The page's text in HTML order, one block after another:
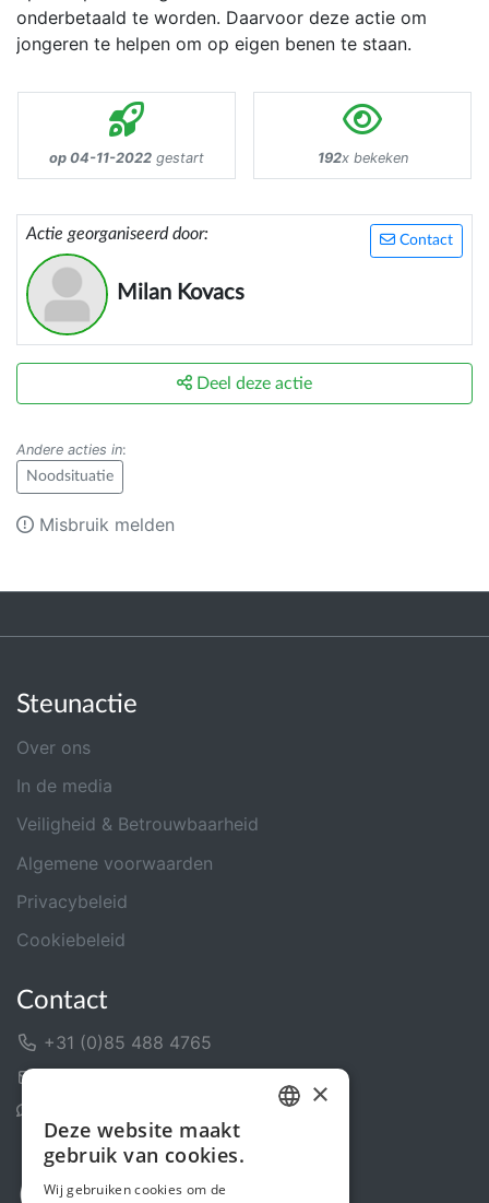
onderbetaald te worden. Daarvoor deze actie om
jongeren te helpen om op eigen benen te staan.
op 04-11-2022 gestart 192x bekeken
Contact
Actie georganiseerd door:
Milan Kovacs
Deel deze actie
Andere acties in:
Noodsituatie
Misbruik melden
Steunactie
Over ons
In de media
Veiligheid & Betrouwbaarheid
Algemene voorwaarden
Privacybeleid
Cookiebeleid
Contact
+31 (0)85 488 4765
×
Deze website maakt
gebruik van cookies.
Wij gebruiken cookies om de